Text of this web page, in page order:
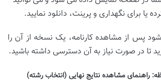
یا برای نگهداری و پرینت، دانلود نمایید.
پس از مشاهده کارنامه، یک نسخه از آن را
تا در صورت نیاز به آن دسترسی داشته باشید.
راهنمای مشاهده نتایج نهایی (انتخاب رشته)